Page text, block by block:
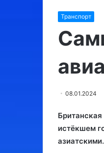
Транспорт
08.01.2024
истёкшем